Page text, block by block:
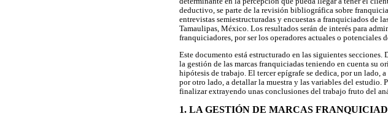
deductivo, se parte de la revisión bibliográfica sobre
entrevistas semiestructuradas y encuestas a franquiciados de
Tamaulipas, México. Los resultados serán de interés para
franquiciadores, por ser los operadores actuales o potenciales
Este documento está estructurado en las siguientes
la gestión de las marcas franquiciadas teniendo en cuenta su
hipótesis de trabajo. El tercer epígrafe se dedica, por un
por otro lado, a detallar la muestra y las variables del estudio.
finalizar extrayendo unas conclusiones del trabajo fruto del
1. LA GESTIÓN DE MARCAS